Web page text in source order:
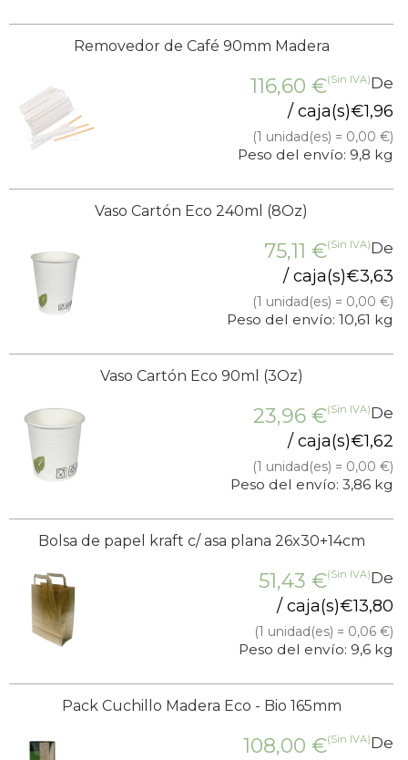
Removedor de Café 90mm Madera
De
116,60 €(Sin IVA)
1,96
€
/ caja(s)
(1 unidad(es) = 0,00 €)
Peso del envío: 9,8 kg
Vaso Cartón Eco 240ml (8Oz)
De
75,11 €(Sin IVA)
3,63
€
/ caja(s)
(1 unidad(es) = 0,00 €)
Peso del envío: 10,61 kg
Vaso Cartón Eco 90ml (3Oz)
De
23,96 €(Sin IVA)
1,62
€
/ caja(s)
(1 unidad(es) = 0,00 €)
Peso del envío: 3,86 kg
Bolsa de papel kraft c/ asa plana 26x30+14cm
De
51,43 €(Sin IVA)
13,80
€
/ caja(s)
(1 unidad(es) = 0,06 €)
Peso del envío: 9,6 kg
Pack Cuchillo Madera Eco - Bio 165mm
De
108,00 €(Sin IVA)